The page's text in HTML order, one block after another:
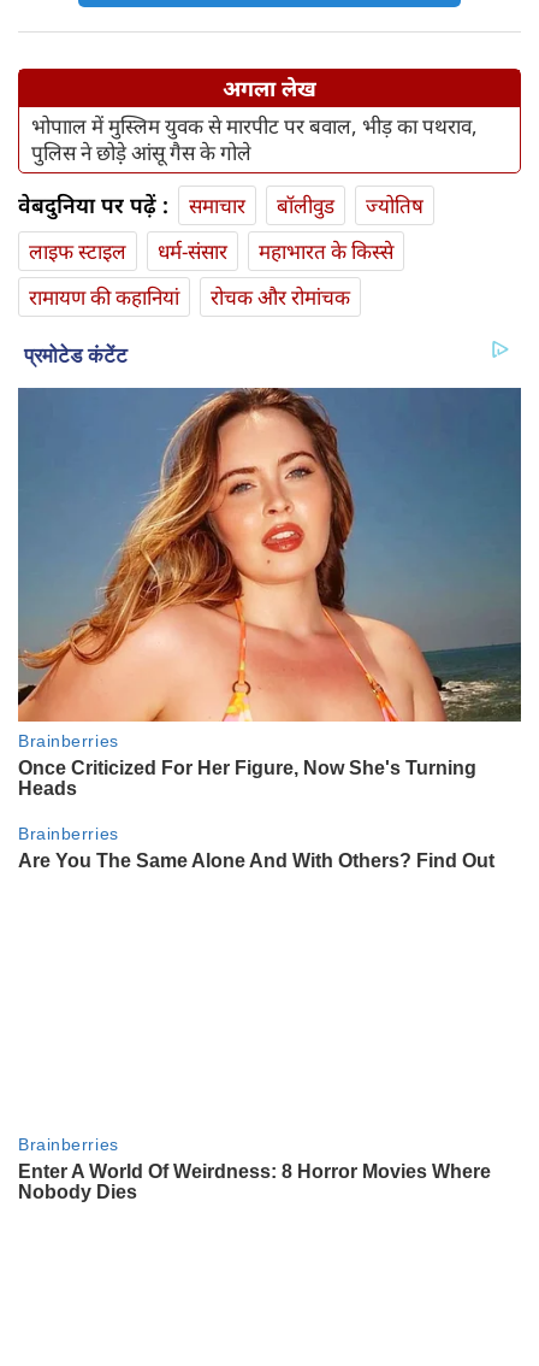
अगला लेख
भोपााल में मुस्लिम युवक से मारपीट पर बवाल, भीड़ का पथराव,
पुलिस ने छोड़े़ आंसू गैस के गोले
वेबदुनिया पर पढ़ें : समाचार बॉलीवुड
ज्योतिष
लाइफ स्‍टाइल
धर्म-संसार
महाभारत के किस्से
रामायण की कहानियां
रोचक और रोमांचक